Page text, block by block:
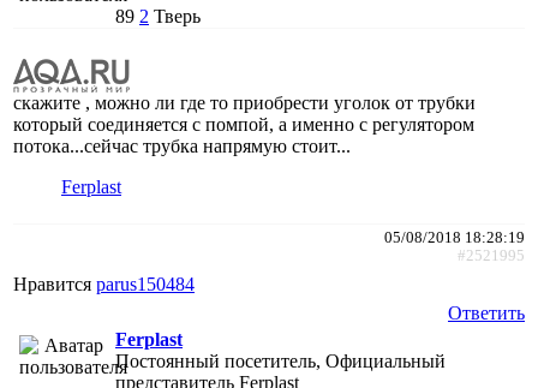
89 2 Тверь
скажите , можно ли где то приобрести уголок от трубки
который соединяется с помпой, а именно с регулятором
потока...сейчас трубка напрямую стоит...
Ferplast
05/08/2018 18:28:19
#2521995
Нравится parus150484
Ответить
Ferplast
Постоянный посетитель, Официальный
представитель Ferplast